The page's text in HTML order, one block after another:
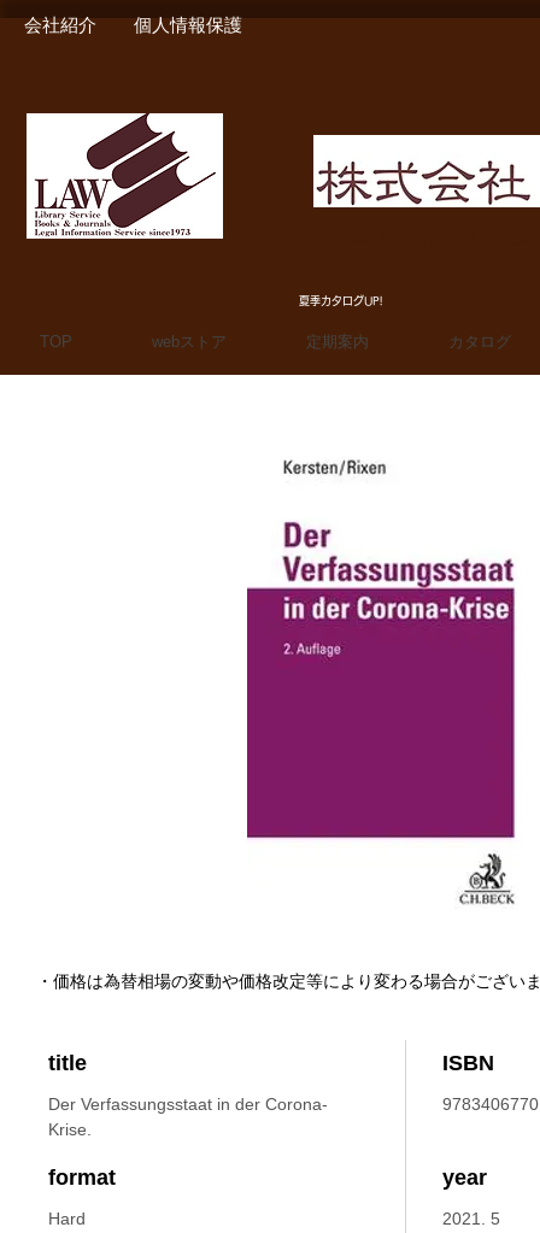
会社紹介 個人情報保護
夏季カタログUP!
TOP webストア 定期案内 カタログ
title
Der Verfassungsstaat in der Corona-
Krise.
ISBN
format
Hard
year
2021. 5
・価格は為替相場の変動や価格改定等により変わる場合がござい